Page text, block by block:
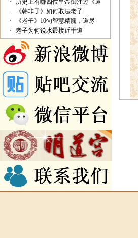
·
历史上有哪四位皇帝御注过《道
·
《韩非子》如何取法老子
·
《老子》10句智慧精髓，道尽
·
老子为何说水最接近于道